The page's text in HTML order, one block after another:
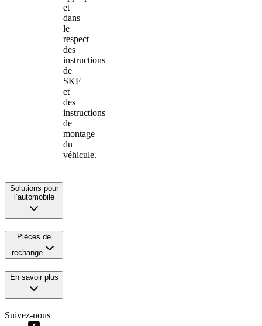
et
dans
le
respect
des
instructions
de
SKF
et
des
instructions
de
montage
du
véhicule.
Solutions pour
l’automobile
Pièces de
rechange
En savoir plus
Suivez-nous